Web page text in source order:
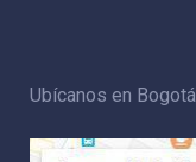
Ubícanos en Bogotá